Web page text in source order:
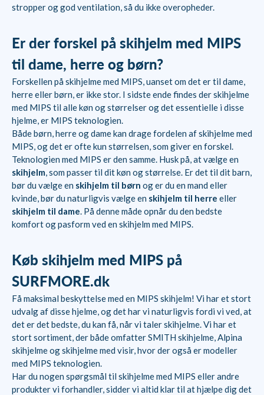
stropper og god ventilation, så du ikke overopheder.
Er der forskel på skihjelm med MIPS
til dame, herre og børn?
Forskellen på skihjelme med MIPS, uanset om det er til dame,
herre eller børn, er ikke stor. I sidste ende findes der skihjelme
med MIPS til alle køn og størrelser og det essentielle i disse
hjelme, er MIPS teknologien.
Både børn, herre og dame kan drage fordelen af skihjelme med
MIPS, og det er ofte kun størrelsen, som giver en forskel.
Teknologien med MIPS er den samme. Husk på, at vælge en
skihjelm, som passer til dit køn og størrelse. Er det til dit barn,
bør du vælge en skihjelm til børn og er du en mand eller
kvinde, bør du naturligvis vælge en skihjelm til herre eller
skihjelm til dame. På denne måde opnår du den bedste
komfort og pasform ved en skihjelm med MIPS.
Køb skihjelm med MIPS på
SURFMORE.dk
Få maksimal beskyttelse med en MIPS skihjelm! Vi har et stort
udvalg af disse hjelme, og det har vi naturligvis fordi vi ved, at
det er det bedste, du kan få, når vi taler skihjelme. Vi har et
stort sortiment, der både omfatter SMITH skihjelme, Alpina
skihjelme og skihjelme med visir, hvor der også er modeller
med MIPS teknologien.
Har du nogen spørgsmål til skihjelme med MIPS eller andre
produkter vi forhandler, sidder vi altid klar til at hjælpe dig det